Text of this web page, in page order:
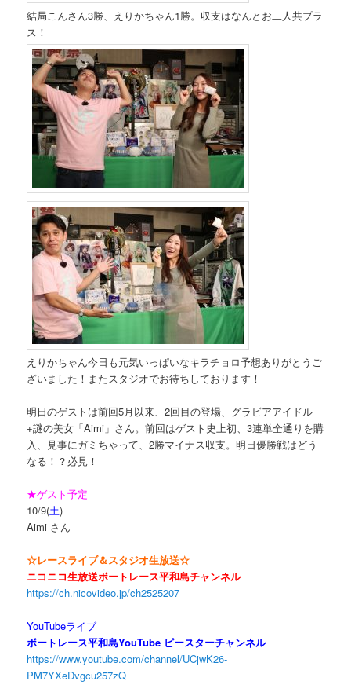
結局こんさん3勝、えりかちゃん1勝。収支はなんとお二人共プラ
ス！
えりかちゃん今日も元気いっぱいなキラチョロ予想ありがとうご
ざいました！またスタジオでお待ちしております！
明日のゲストは前回5月以来、2回目の登場、グラビアアイドル
+謎の美女「Aimi」さん。前回はゲスト史上初、3連単全通りを購
入、見事にガミちゃって、2勝マイナス収支。明日優勝戦はどう
なる！？必見！
★ゲスト予定
10/9(土)
Aimi さん
☆レースライブ＆スタジオ生放送☆
ニコニコ生放送ボートレース平和島チャンネル
https://ch.nicovideo.jp/ch2525207
YouTubeライブ
ボートレース平和島YouTube ピースターチャンネル
https://www.youtube.com/channel/UCjwK26-
PM7YXeDvgcu257zQ